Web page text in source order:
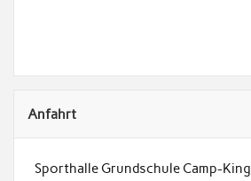
Anfahrt
Sporthalle Grundschule Camp-King